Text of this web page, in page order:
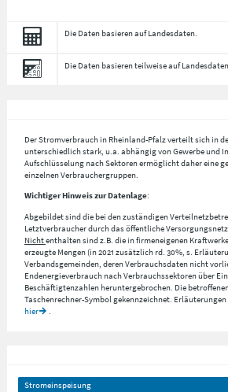
Die Daten basieren auf Landesdaten.
Die Daten basieren teilweise auf
Der Stromverbrauch in Rheinland-Pfalz verteilt sich in
unterschiedlich stark, u.a. abhängig von Gewerbe und
Aufschlüsselung nachSektorenermöglicht daher eine
einzelnen Verbrauchergruppen.
Wichtiger Hinweis zur Datenlage:
Abgebildet sind die bei den zuständigen
Letztverbraucher durch das öffentliche
Nichtenthalten sind z.B. die in firmeneigenen
erzeugte Mengen (in 2021 zusätzlich rd. 30%, s.
Verbandsgemeinden, deren Verbrauchsdaten nicht
Endenergieverbrauch nach Verbrauchssektoren über
Beschäftigtenzahlen heruntergebrochen. Die
Taschenrechner-Symbol gekennzeichnet.
hier
Stromeinspeisung